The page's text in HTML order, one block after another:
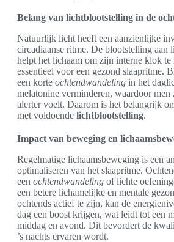
Belang van lichtblootstelling in de
Natuurlijk licht heeft een aanzienlijke
circadiaanse ritme. De blootstelling aan
helpt het lichaam om zijn interne klok
essentieel voor een gezond slaapritme.
een korte ochtendwandeling in het
melatonine verminderen, waardoor men
alerter voelt. Daarom is het belangrijk
met voldoende lichtblootstelling.
Impact van beweging en
Regelmatige lichaamsbeweging is een
optimaliseren van het slaapritme.
een ochtendwandeling of lichte
een betere lichamelijke en mentale
ochtends actief te zijn, kan de
dag een boost krijgen, wat leidt tot een
middag en avond. Dit bevordert de
’s nachts ervaren wordt.